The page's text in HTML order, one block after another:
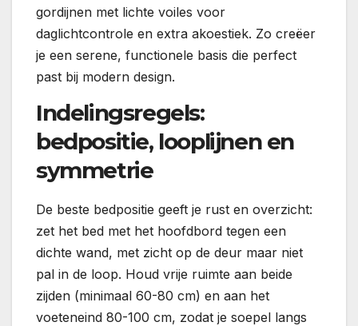
gordijnen met lichte voiles voor
daglichtcontrole en extra akoestiek. Zo creëer
je een serene, functionele basis die perfect
past bij modern design.
Indelingsregels:
bedpositie, looplijnen en
symmetrie
De beste bedpositie geeft je rust en overzicht:
zet het bed met het hoofdbord tegen een
dichte wand, met zicht op de deur maar niet
pal in de loop. Houd vrije ruimte aan beide
zijden (minimaal 60-80 cm) en aan het
voeteneind 80-100 cm, zodat je soepel langs